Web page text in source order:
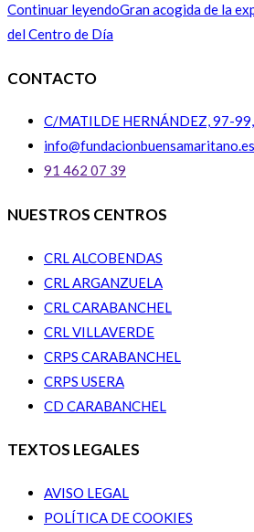
Continuar leyendoGran acogida de la
del Centro de Día
CONTACTO
C/MATILDE HERNÁNDEZ, 97-
info@fundacionbuensamaritano.es
91 462 07 39
NUESTROS CENTROS
CRL ALCOBENDAS
CRL ARGANZUELA
CRL CARABANCHEL
CRL VILLAVERDE
CRPS CARABANCHEL
CRPS USERA
CD CARABANCHEL
TEXTOS LEGALES
AVISO LEGAL
POLÍTICA DE COOKIES